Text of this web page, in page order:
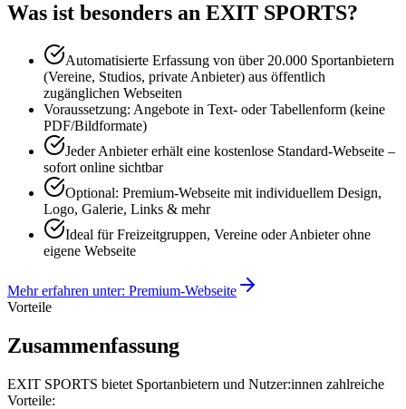
Was ist besonders an EXIT SPORTS?
Automatisierte Erfassung von über 20.000 Sportanbietern
(Vereine, Studios, private Anbieter) aus öffentlich
zugänglichen Webseiten
Voraussetzung: Angebote in Text- oder Tabellenform (keine
PDF/Bildformate)
Jeder Anbieter erhält eine kostenlose Standard-Webseite –
sofort online sichtbar
Optional: Premium-Webseite mit individuellem Design,
Logo, Galerie, Links & mehr
Ideal für Freizeitgruppen, Vereine oder Anbieter ohne
eigene Webseite
Mehr erfahren unter: Premium-Webseite
Vorteile
Zusammenfassung
EXIT SPORTS bietet Sportanbietern und Nutzer:innen zahlreiche
Vorteile: